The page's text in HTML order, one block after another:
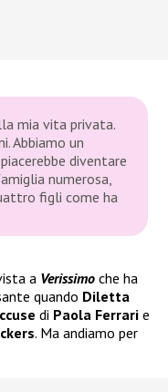
mia vita privata.
Abbiamo un
diventare
numerosa,
figli come ha
a Verissimo che ha
quando Diletta
di Paola Ferrari e
. Ma andiamo per